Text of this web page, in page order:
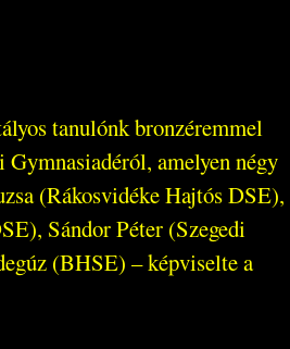
tanulónk bronzéremmel
Gymnasiadéról, amelyen négy
(Rákosvidéke Hajtós DSE),
Sándor Péter (Szegedi
(BHSE) – képviselte a